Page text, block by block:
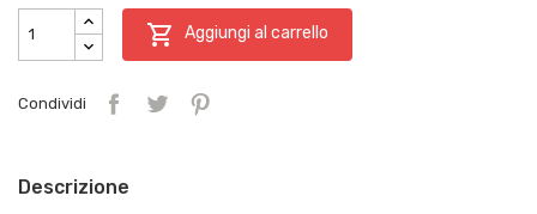
 Aggiungi al carrello
Condividi
Descrizione